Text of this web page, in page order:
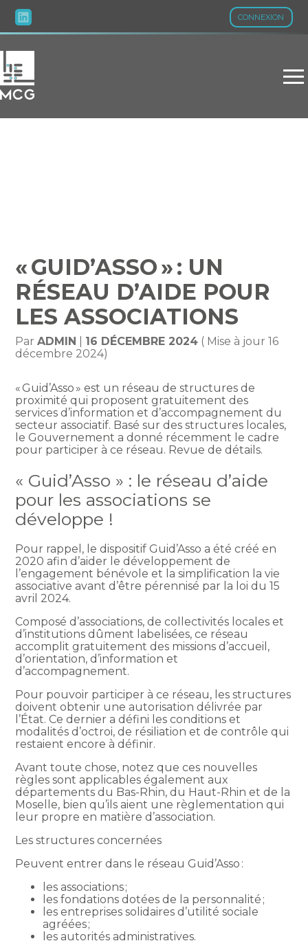
CONNEXION
Aller
au
« GUID’ASSO » : UN
RÉSEAU D’AIDE POUR
LES ASSOCIATIONS
ParADMIN 16 DÉCEMBRE 2024 ( Mise à jour 16
décembre 2024)
« Guid’Asso » est un réseau de structures de
proximité qui proposent gratuitement des
services d’information et d’accompagnement du
secteur associatif. Basé sur des structures locales,
le Gouvernement a donné récemment le cadre
pour participer à ce réseau. Revue de détails.
« Guid’Asso » : le réseau d’aide
pour les associations se
développe !
Pour rappel, le dispositif Guid’Asso a été créé en
2020 afin d’aider le développement de
l’engagement bénévole et la simplification la vie
associative avant d’être pérennisé par la loi du 15
avril 2024.
Composé d’associations, de collectivités locales et
d’institutions dûment labelisées, ce réseau
accomplit gratuitement des missions d’accueil,
d’orientation, d’information et
d’accompagnement.
Pour pouvoir participer à ce réseau, les structures
doivent obtenir une autorisation délivrée par
l’État. Ce dernier a défini les conditions et
modalités d’octroi, de résiliation et de contrôle qui
restaient encore à définir.
Avant toute chose, notez que ces nouvelles
règles sont applicables également aux
départements du Bas-Rhin, du Haut-Rhin et de la
Moselle, bien qu’ils aient une règlementation qui
leur propre en matière d’association.
Les structures concernées
Peuvent entrer dans le réseau Guid’Asso :
les associations ;
les fondations dotées de la personnalité ;
les entreprises solidaires d’utilité sociale
agréées ;
les autorités administratives.